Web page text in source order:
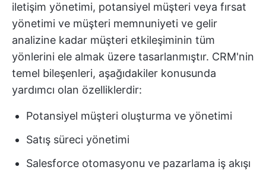
iletişim yönetimi, potansiyel müşteri veya fırsat
yönetimi ve müşteri memnuniyeti ve gelir
analizine kadar müşteri etkileşiminin tüm
yönlerini ele almak üzere tasarlanmıştır. CRM'nin
temel bileşenleri, aşağıdakiler konusunda
yardımcı olan özelliklerdir:
Potansiyel müşteri oluşturma ve yönetimi
Satış süreci yönetimi
Salesforce otomasyonu ve pazarlama iş akışı